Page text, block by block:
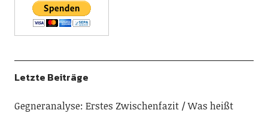
Letzte Beiträge
Gegneranalyse: Erstes Zwischenfazit
Was heißt